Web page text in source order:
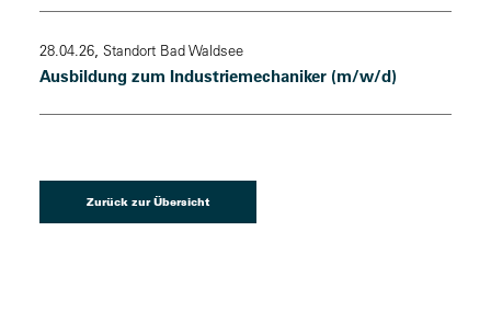
28.04.26, Standort Bad Waldsee
Ausbildung zum Industriemechaniker (m/w/d)
Zurück zur Übersicht